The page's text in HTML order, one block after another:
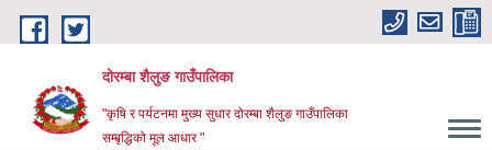
Skip to main content
दोरम्बा शैलुङ गाउँपालिका
"कृषि र पर्यटनमा मुख्य सुधार दोरम्बा शैलुङ गाउँपालिका
सम्बृद्धिको मूल आधार "